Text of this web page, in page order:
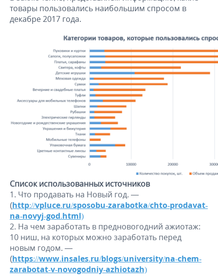
товары пользовались наибольшим спросом в
декабре 2017 года.
Список использованных источников
Что продавать на Новый год. —
(http://vpluce.ru/sposobu-zarabotka/chto-prodavat-
na-novyj-god.html)
На чем заработать в предновогодний ажиотаж:
10 ниш, на которых можно заработать перед
новым годом. —
(https://www.insales.ru/blogs/university/na-chem-
zarabotat-v-novogodniy-azhiotazh)